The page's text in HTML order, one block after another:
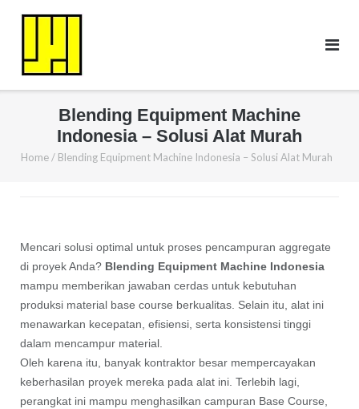
Blending Equipment Machine
Indonesia – Solusi Alat Murah
Home / Blending Equipment Machine Indonesia – Solusi Alat Murah
Mencari solusi optimal untuk proses pencampuran aggregate
di proyek Anda? Blending Equipment Machine Indonesia
mampu memberikan jawaban cerdas untuk kebutuhan
produksi material base course berkualitas. Selain itu, alat ini
menawarkan kecepatan, efisiensi, serta konsistensi tinggi
dalam mencampur material.
Oleh karena itu, banyak kontraktor besar mempercayakan
keberhasilan proyek mereka pada alat ini. Terlebih lagi,
perangkat ini mampu menghasilkan campuran Base Course,